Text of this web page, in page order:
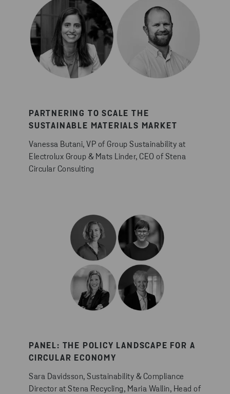
PARTNERING TO SCALE THE
SUSTAINABLE MATERIALS MARKET
Vanessa Butani, VP of Group Sustainability at
Electrolux Group & Mats Linder, CEO of Stena
Circular Consulting
PANEL: THE POLICY LANDSCAPE FOR A
CIRCULAR ECONOMY
Sara Davidsson, Sustainability & Compliance
Director at Stena Recycling, Maria Wallin, Head of